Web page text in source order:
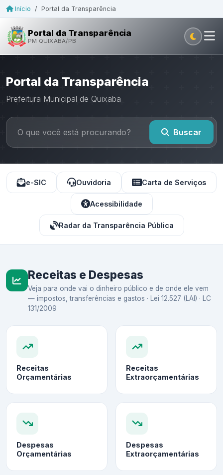
Início / Portal da Transparência
Portal da Transparência
PM QUIXABA/PB
Portal da Transparência
Prefeitura Municipal de Quixaba
Buscar
e-SIC Ouvidoria Carta de Serviços
Acessibilidade
Radar da Transparência Pública
Receitas e Despesas
Veja para onde vai o dinheiro público e de onde ele vem
— impostos, transferências e gastos · Lei 12.527 (LAI) · LC
131/2009
Receitas
Orçamentárias
Receitas
Extraorçamentárias
Despesas
Orçamentárias
Despesas
Extraorçamentárias